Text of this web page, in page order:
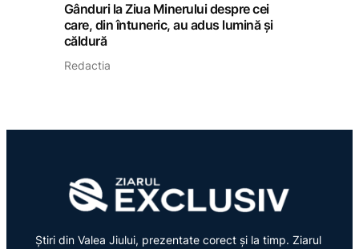
Gânduri la Ziua Minerului despre cei
care, din întuneric, au adus lumină și
căldură
Redactia
Știri din Valea Jiului, prezentate corect și la timp. Ziarul